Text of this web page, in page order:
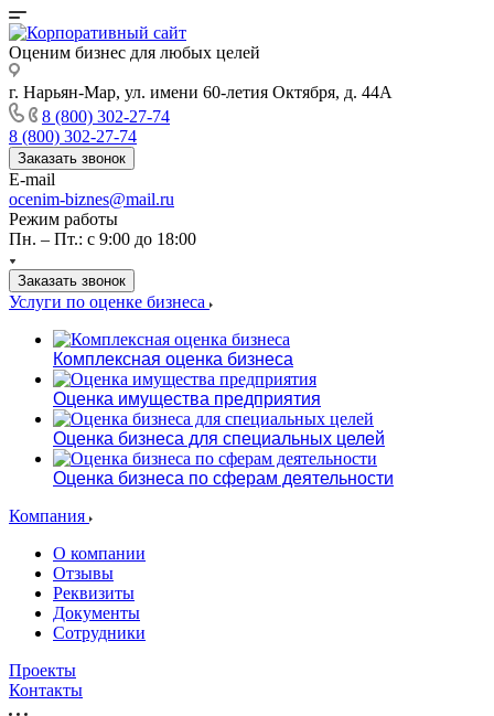
Оценим бизнес для любых целей
г. Нарьян-Мар, ул. имени 60-летия Октября, д. 44А
8 (800) 302-27-74
8 (800) 302-27-74
Заказать звонок
E-mail
ocenim-biznes@mail.ru
Режим работы
Пн. – Пт.: с 9:00 до 18:00
Заказать звонок
Услуги по оценке бизнеса
Комплексная оценка бизнеса
Оценка имущества предприятия
Оценка бизнеса для специальных целей
Оценка бизнеса по сферам деятельности
Компания
О компании
Отзывы
Реквизиты
Документы
Сотрудники
Проекты
Контакты